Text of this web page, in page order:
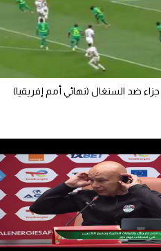
جزاء ضد السنغال (نهائي أمم إفريقيا)